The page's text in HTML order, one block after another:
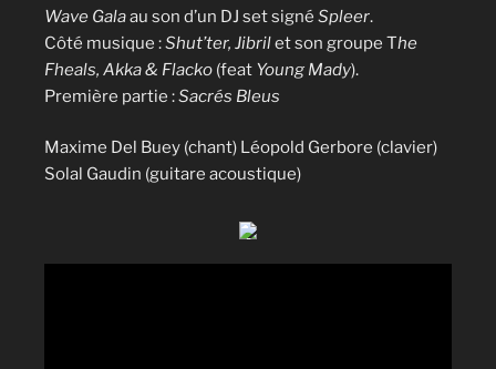
Wave Galaau son d’un DJ set signé Spleer.
Côté musique :Shut’ter, Jibrilet son groupe The
Fheals, Akka & Flacko (feat Young Mady).
Première partie :Sacrés Bleus
Maxime Del Buey (chant) Léopold Gerbore (clavier)
Solal Gaudin (guitare acoustique)